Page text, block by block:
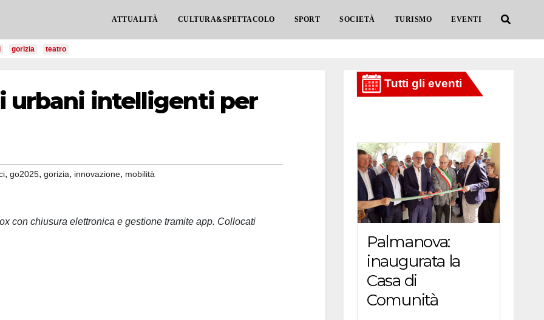
ATTUALITÀ CULTURA&SPETTACOLO SPORT SOCIETÀ TURISMO EVENTI
gorizia teatro
urbani intelligenti per
, go2025, gorizia, innovazione, mobilità
con chiusura elettronica e gestione tramite app. Collocati
Palmanova:
inaugurata la
Casa di
Comunità